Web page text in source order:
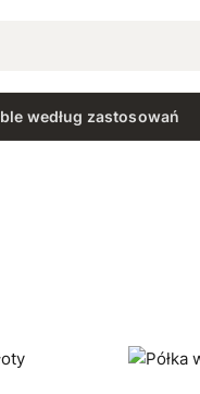
według zastosowań